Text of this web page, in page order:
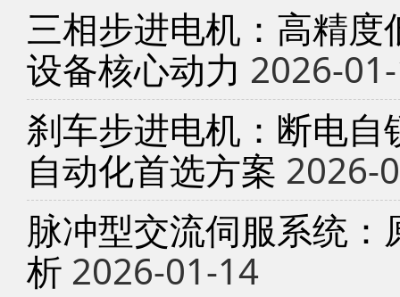
三相步进电机：高精
设备核心动力 2026-
刹车步进电机：断电
自动化首选方案 2026-
脉冲型交流伺服系统
析 2026-01-14